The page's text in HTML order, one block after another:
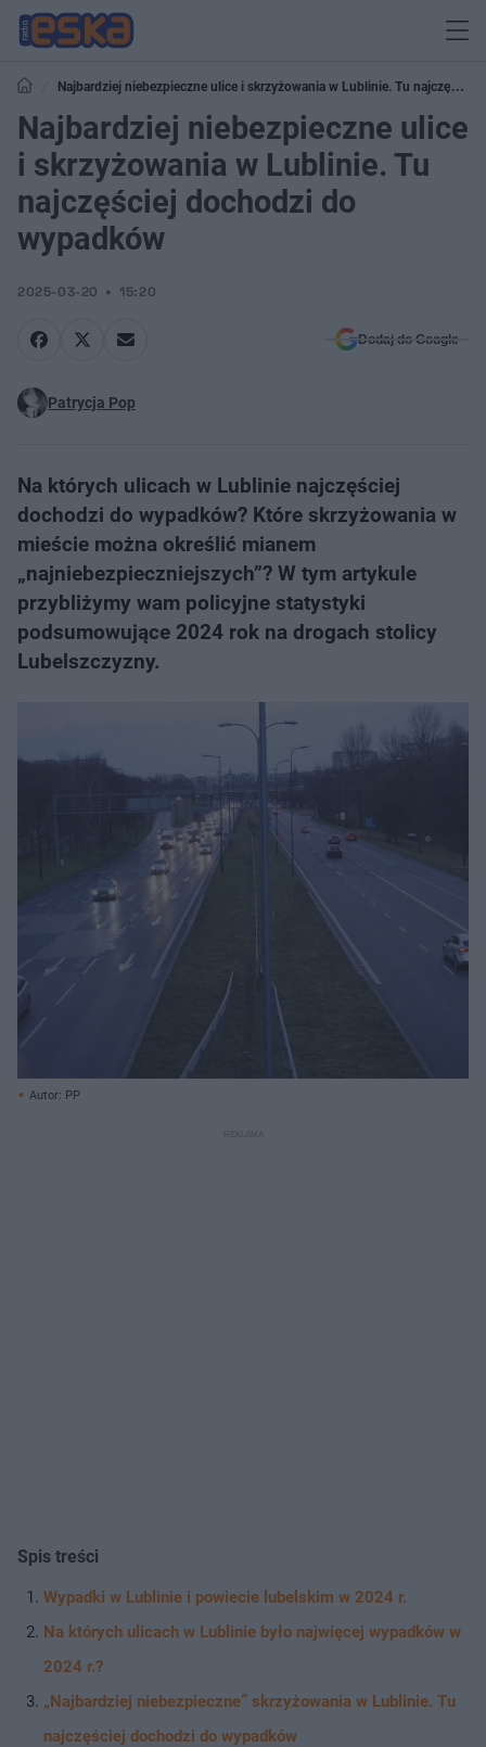
Najbardziej niebezpieczne ulice i skrzyżowania w Lublinie. Tu najczęściej
dochodzi do wypadków
Najbardziej niebezpieczne ulice
i skrzyżowania w Lublinie. Tu
najczęściej dochodzi do
wypadków
2025-03-20 15:20
Dodaj do Google
Patrycja Pop
Na których ulicach w Lublinie najczęściej
dochodzi do wypadków? Które skrzyżowania w
mieście można określić mianem
„najniebezpieczniejszych”? W tym artykule
przybliżymy wam policyjne statystyki
podsumowujące 2024 rok na drogach stolicy
Lubelszczyzny.
Autor: PP
Spis treści
Wypadki w Lublinie i powiecie lubelskim w 2024 r.
Na których ulicach w Lublinie było najwięcej wypadków w
2024 r.?
„Najbardziej niebezpieczne” skrzyżowania w Lublinie. Tu
najczęściej dochodzi do wypadków